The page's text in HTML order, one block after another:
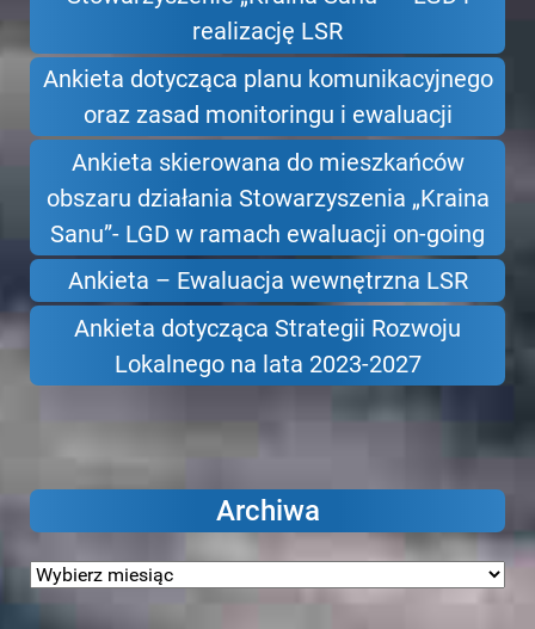
realizację LSR
Ankieta dotycząca planu komunikacyjnego
oraz zasad monitoringu i ewaluacji
Ankieta skierowana do mieszkańców
obszaru działania Stowarzyszenia „Kraina
Sanu”- LGD w ramach ewaluacji on-going
Ankieta – Ewaluacja wewnętrzna LSR
Ankieta dotycząca Strategii Rozwoju
Lokalnego na lata 2023-2027
Archiwa
Archiwa